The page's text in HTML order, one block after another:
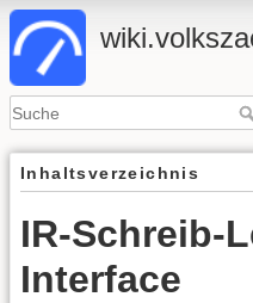
Inhaltsverzeichnis
IR-Schreib-
Interface